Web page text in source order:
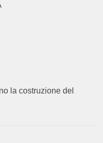
la costruzione del